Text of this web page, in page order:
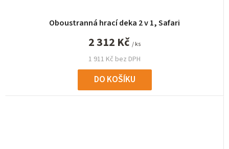
Oboustranná hrací deka 2 v 1, Safari
1 911 Kč bez DPH
2 312 Kč / ks
DO KOŠÍKU